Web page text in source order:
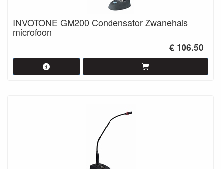
INVOTONE GM200 Condensator Zwanehals
microfoon
€ 106.50